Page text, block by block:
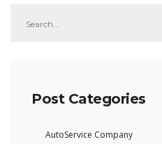
Post Categories
AutoService Company